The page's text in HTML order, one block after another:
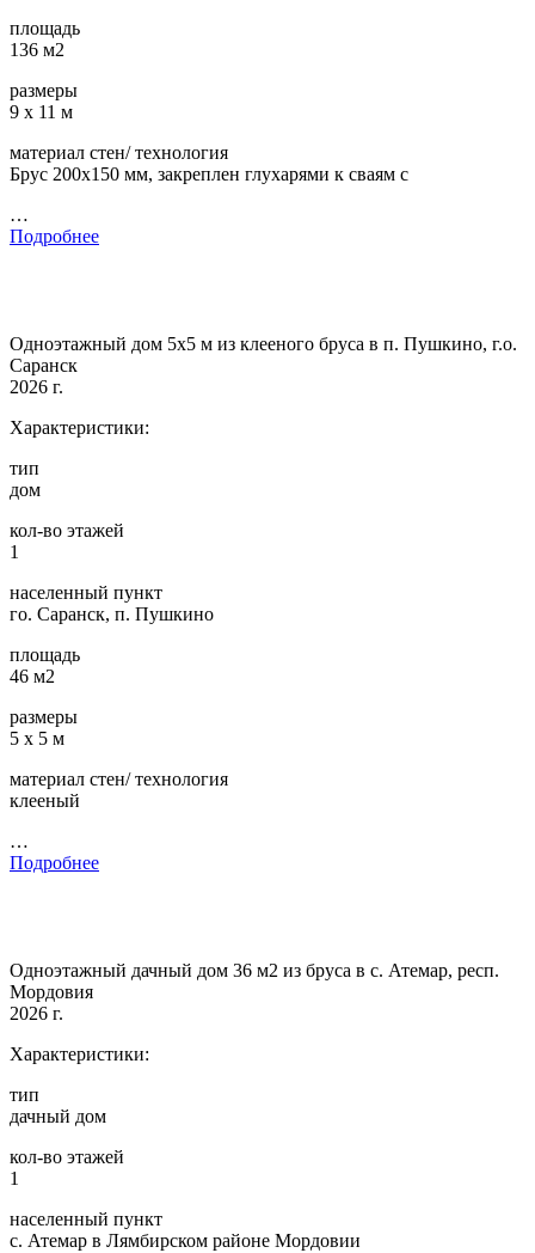
площадь
136 м2
размеры
9 х 11 м
материал стен/ технология
Брус 200х150 мм, закреплен глухарями к сваям с
…
Подробнее
Одноэтажный дом 5х5 м из клееного бруса в п. Пушкино, г.о.
Саранск
2026 г.
Характеристики:
тип
дом
кол-во этажей
1
населенный пункт
го. Саранск, п. Пушкино
площадь
46 м2
размеры
5 х 5 м
материал стен/ технология
клееный
…
Подробнее
Одноэтажный дачный дом 36 м2 из бруса в с. Атемар, респ.
Мордовия
2026 г.
Характеристики:
тип
дачный дом
кол-во этажей
1
населенный пункт
с. Атемар в Лямбирском районе Мордовии